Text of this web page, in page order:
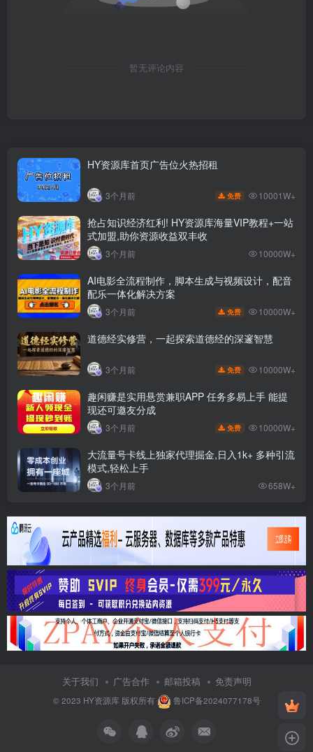
暂无评论内容
HY资源库首页广告位火热招租
3个月前 免费 10001W+
抢占知识经济红利! HY资源库海量VIP教程+一站
式加盟,助你资源收益双丰收
3个月前 10000W+
AI电影全流程制作，脚本生成与视频设计，配音
配乐一体化解决方案
3个月前 免费 10000W+
道德经实修营，一起探索道德经的深邃智慧
3个月前 免费 10000W+
趣闲赚是实用悬赏兼职APP 任务多易上手 能提
现还可邀友分成
3个月前 免费 10000W+
大流量号卡线上独家代理掘金,日入1k+ 多种引流
模式,轻松上手
3个月前 658W+
关于我们 广告合作 邮箱投稿 免责声明
© 2023 HY资源库版权所有 鲁ICP备2024077178号